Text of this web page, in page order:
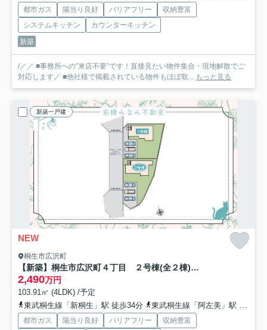
都市ガス 陽当り良好 バリアフリー
収納豊富
システムキッチン
カウンターキッチン
新築
/／／ ■事務所への”来店不要”です！直接見たい物件集合・現地解散でご
対応します／ ■他社様で掲載されている物件もほぼ取... もっと見る
新築一戸建
NEW
桐生市広沢町
【新築】桐生市広沢町４丁目 ２号棟(全２棟) いろどりアイタウン 新築建売分譲
2,490万円
103.91㎡ (4LDK) /予定
東武桐生線「新桐生」駅 徒歩34分
東武桐生線「阿左美」駅 徒歩46分
都市ガス 陽当り良好 バリアフリー 収納豊富